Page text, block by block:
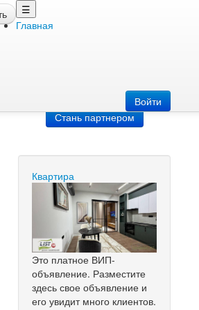
☰
Главная
Войти
Стань партнером
Квартира
Это платное ВИП-
объявление. Разместите
здесь свое объявление и
его увидит много клиентов.